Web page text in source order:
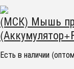
(МСК) Мышь
Есть в наличии